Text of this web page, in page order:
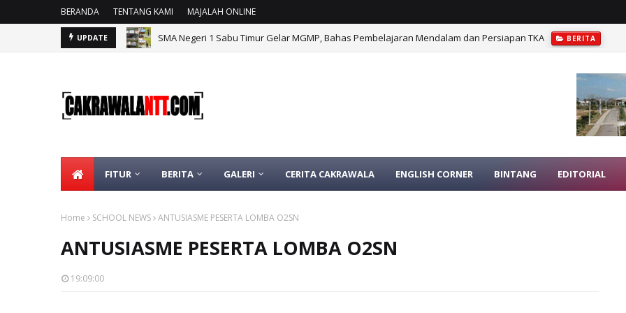
BERANDA TENTANG KAMI MAJALAH ONLINE
UPDATE BGTK NTT Apresiasi Langkah Nyata Cakrawala NTT, Dukung Penguatan Literasi Berbasis Asesmen Minat dan
FITUR BERITA GALERI CERITA CAKRAWALA ENGLISH CORNER BINTANG EDITORIAL
Home SCHOOL NEWS ANTUSIASME PESERTA LOMBA O2SN
ANTUSIASME PESERTA LOMBA O2SN
19:09:00